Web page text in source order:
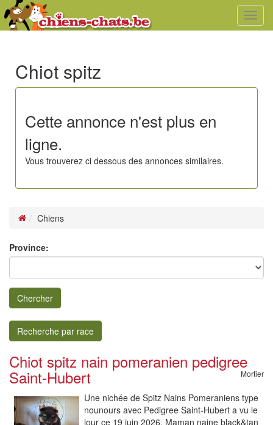
Chiot spitz
Cette annonce n'est plus en
ligne.
Vous trouverez ci dessous des annonces similaires.
Chiens
Province:
Chercher
Recherche par race
Chiot spitz nain pomeranien pedigree
Saint-Hubert Mortier
Une nichée de Spitz Nains Pomeraniens type
nounours avec Pedigree Saint-Hubert a vu le
jour ce 19 juin 2026. Maman naine black&tan